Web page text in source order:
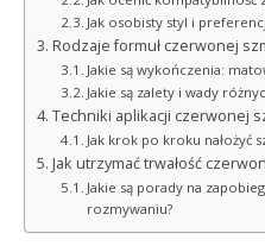
Jak osobisty styl i
Rodzaje formuł czerwonej
Jakie są wykończenia:
Jakie są zalety i wady
Techniki aplikacji czerwonej
Jak krok po kroku nałożyć
Jak utrzymać trwałość
Jakie są porady na
rozmywaniu?